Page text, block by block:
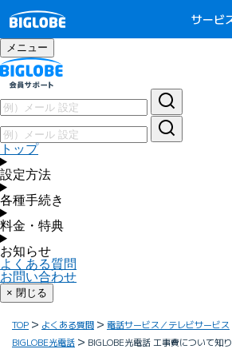
サービ
メニュー
トップ
設定方法
各種手続き
料金・特典
お知らせ
よくある質問
お問い合わせ
× 閉じる
TOP よくある質問 電話サービス／テレビサービス
BIGLOBE光電話
BIGLOBE光電話 工事費について知